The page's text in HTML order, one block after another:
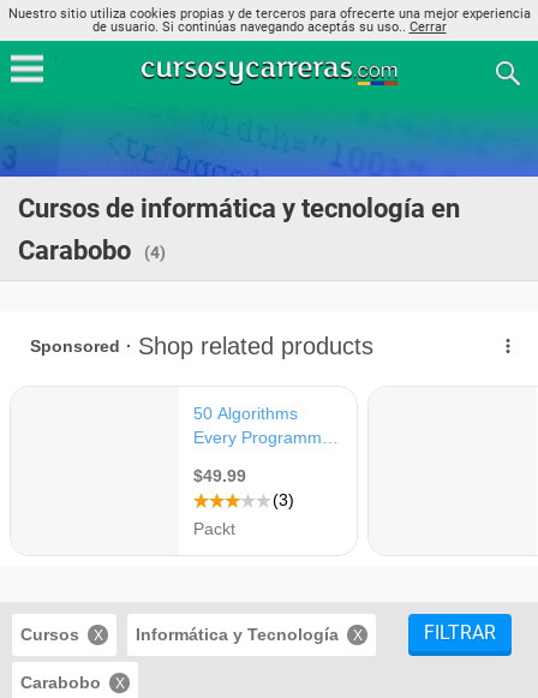
Nuestro sitio utiliza cookies propias y de terceros para ofrecerte una mejor experiencia
de usuario. Si continúas navegando aceptás su uso.. Cerrar
Cursos de informática y tecnología en
Carabobo
(4)
Cursos Informática y Tecnología
Carabobo
FILTRAR